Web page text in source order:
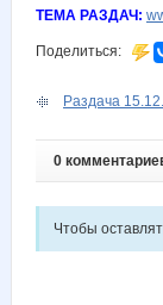
ТЕМА РАЗДАЧ:
Поделиться:
Раздача
0
Чтобы